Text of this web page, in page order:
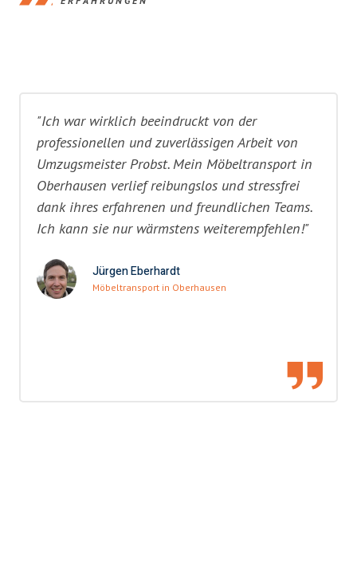
"Ich war wirklich beeindruckt von der
professionellen und zuverlässigen Arbeit von
Umzugsmeister Probst. Mein Möbeltransport in
Oberhausen verlief reibungslos und stressfrei
dank ihres erfahrenen und freundlichen Teams.
Ich kann sie nur wärmstens weiterempfehlen!"
Jürgen Eberhardt
Möbeltransport in Oberhausen